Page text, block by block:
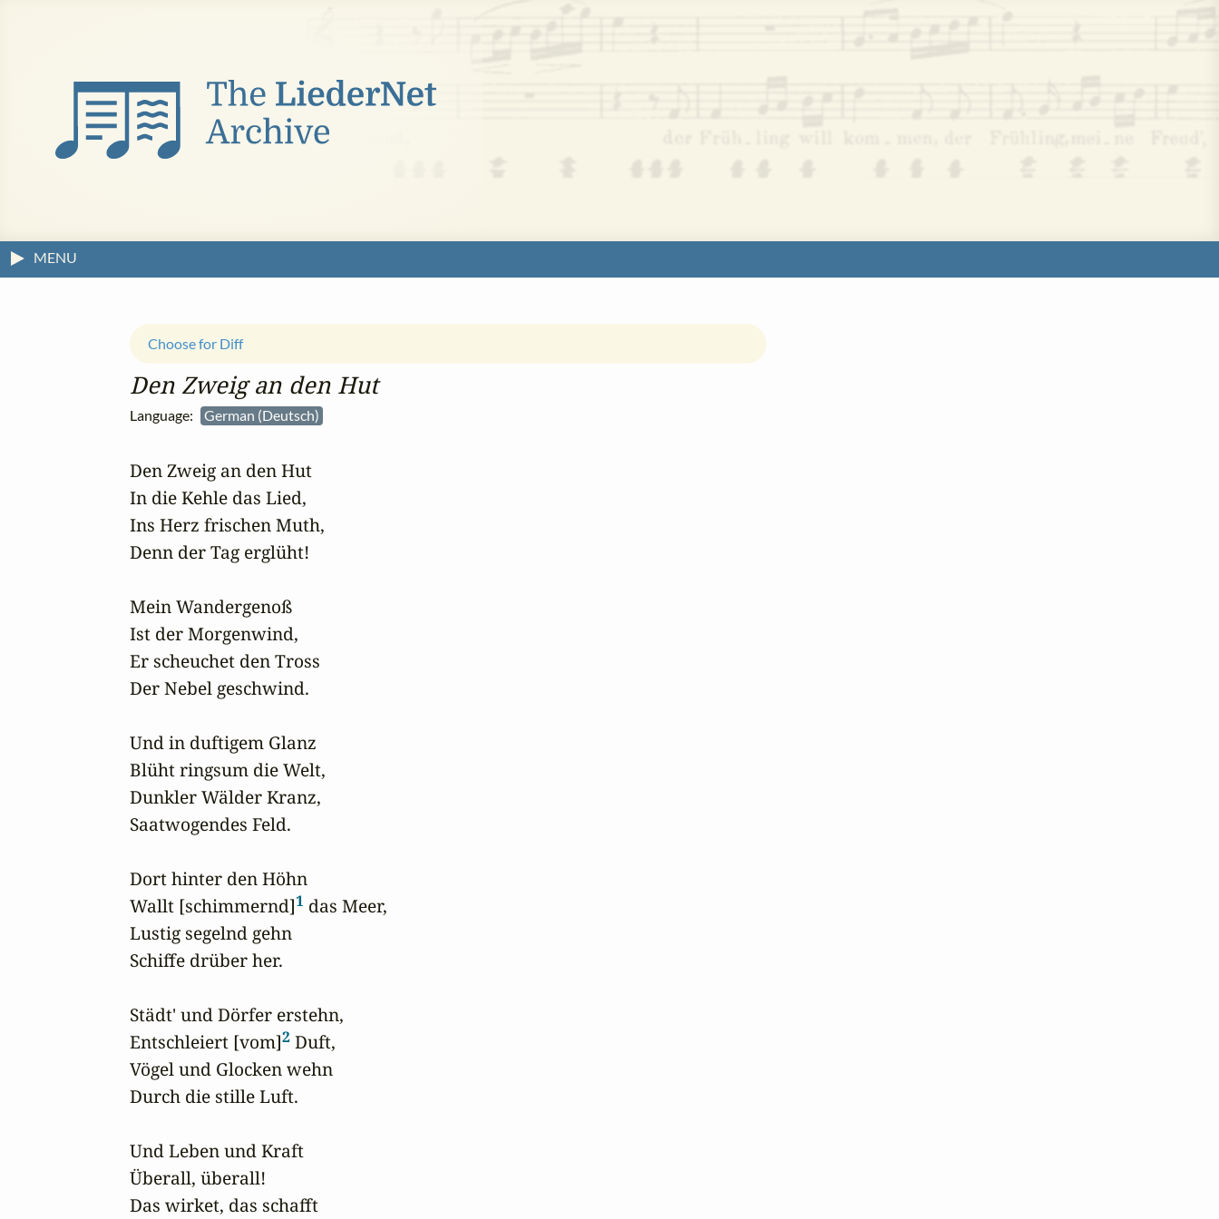
MENU
Den Zweig an den Hut
Language: German (Deutsch)
Choose for Diff
Den Zweig an den Hut
In die Kehle das Lied,
Ins Herz frischen Muth,
Denn der Tag erglüht!
Mein Wandergenoß
Ist der Morgenwind,
Er scheuchet den Tross
Der Nebel geschwind.
Und in duftigem Glanz
Blüht ringsum die Welt,
Dunkler Wälder Kranz,
Saatwogendes Feld.
Dort hinter den Höhn
Wallt [schimmernd]1 das Meer,
Lustig segelnd gehn
Schiffe drüber her.
Städt' und Dörfer erstehn,
Entschleiert [vom]2 Duft,
Vögel und Glocken wehn
Durch die stille Luft.
Und Leben und Kraft
Überall, überall!
Das wirket, das schafft